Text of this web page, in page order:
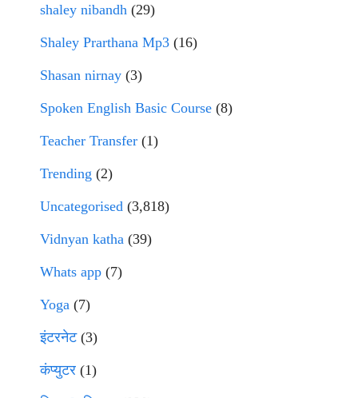
shaley nibandh (29)
Shaley Prarthana Mp3 (16)
Shasan nirnay (3)
Spoken English Basic Course (8)
Teacher Transfer (1)
Trending (2)
Uncategorised (3,818)
Vidnyan katha (39)
Whats app (7)
Yoga (7)
इंटरनेट(3)
कंप्युटर (1)